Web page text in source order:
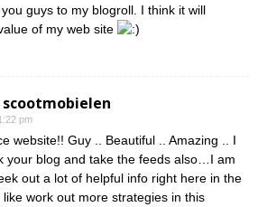
guys to my blogroll. I think it will
of my web site
pm
website!! Guy .. Beautiful .. Amazing .. I
your blog and take the feeds also…I am
out a lot of helpful info right here in the
like work out more strategies in this